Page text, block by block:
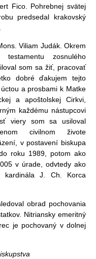
Fico. Pohrebnej svätej
predsedal krakovský
Viliam Judák. Okrem
zosnulého
som sa žiť, pracovať
dobré ďakujem tejto
a prosbami k Matke
a apoštolskej Cirkvi,
každému nástupcovi
viery som sa usiloval
civilnom živote
v postavení biskupa
roku 1989, potom ako
v úrade, odvtedy ako
kardinála J. Ch. Korca
obrad pochovania
Nitriansky emeritný
je pochovaný v dolnej